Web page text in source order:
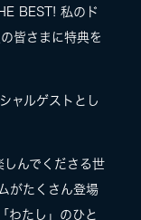
BEST! 私のド
皆さまに特典を
ャルゲストとし
んでくださる世
がたくさん登場
わたし」のひと